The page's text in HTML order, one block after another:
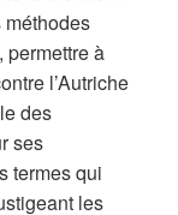
méthodes
permettre à
l’Autriche
des
ses
termes qui
les